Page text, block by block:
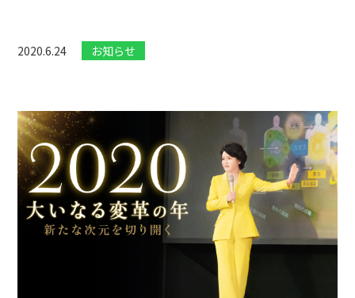
2020.6.24 お知らせ